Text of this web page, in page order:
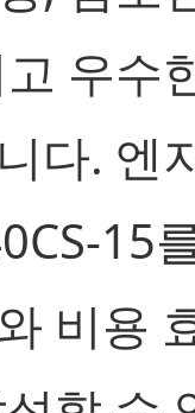
우수
다. 엔
15
비용